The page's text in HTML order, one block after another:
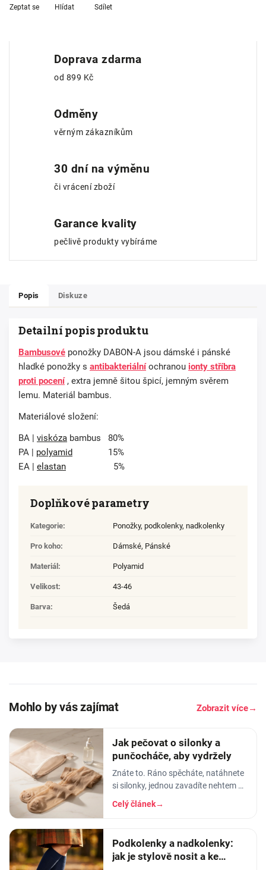
Zeptat se Hlídat Sdílet
Doprava zdarma
od 899 Kč
Odměny
věrným zákazníkům
30 dní na výměnu
či vrácení zboží
Garance kvality
pečlivě produkty vybíráme
Popis Diskuze
Detailní popis produktu
Bambusové ponožky DABON-A jsou dámské i pánské
hladké ponožky s antibakteriálníochranou ionty stříbra
proti pocení, extra jemně šitou špicí, jemným svěrem
lemu. Materiál bambus.
Materiálové složení:
BA | viskóza bambus 80%
PA | polyamid 15%
EA | elastan 5%
Doplňkové parametry
Kategorie: Ponožky, podkolenky, nadkolenky
Pro koho: Dámské, Pánské
Materiál : Polyamid
Velikost: 43-46
Barva: Šedá
Mohlo by vás zajímat Zobrazit více→
Jak pečovat o silonky a
punčocháče, aby vydržely
Znáte to. Ráno spěcháte, natáhnete
si silonky, jednou zavadíte nehtem o
lem - a než dojdete ke dveřím, máte
na lýtku oko velké jak dálnice. Nebo
Celý článek→
Podkolenky a nadkolenky:
jak je stylově nosit a ke